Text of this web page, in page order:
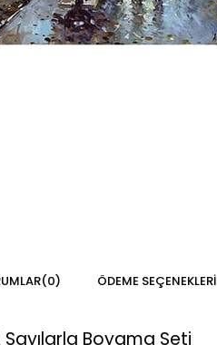
(0) ÖDEME SEÇENEKLERI
Boyama Seti